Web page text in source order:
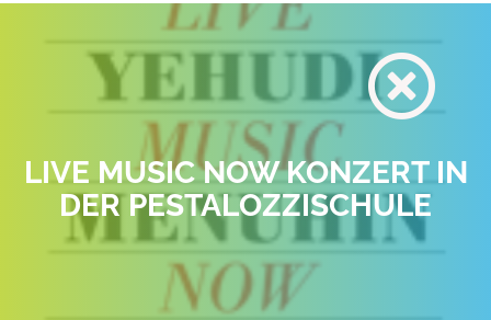
LIVE MUSIC NOW KONZERT IN
DER PESTALOZZISCHULE